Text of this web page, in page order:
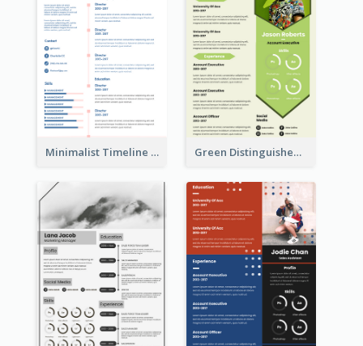
Minimalist Timeline Medical Student Resume Green Distinguished Resume